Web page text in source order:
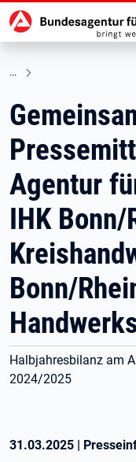
zu den Hauptinhalten
Agentur
IHK
Bonn/
Halbjahresbilanz am
2024/2025
31.03.2025 |